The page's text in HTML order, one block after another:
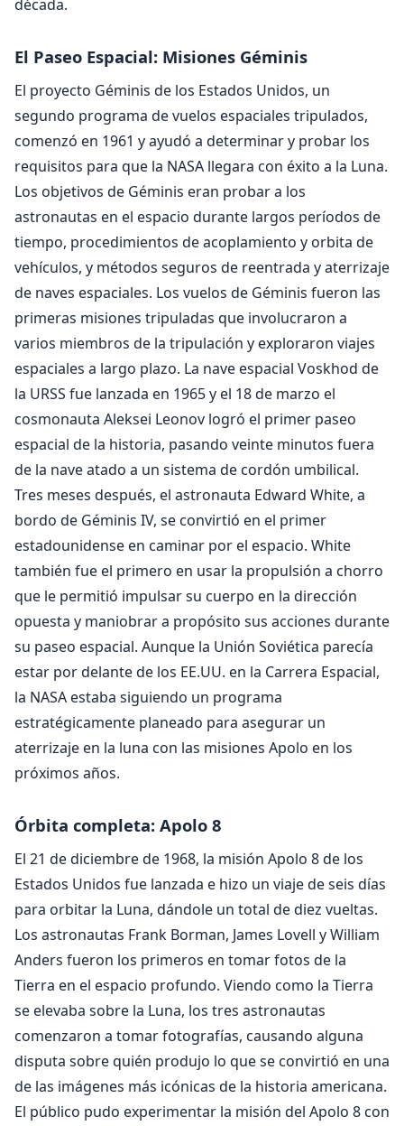
década.
El Paseo Espacial: Misiones Géminis
El proyecto Géminis de los Estados Unidos, un
segundo programa de vuelos espaciales tripulados,
comenzó en 1961 y ayudó a determinar y probar los
requisitos para que la NASA llegara con éxito a la Luna.
Los objetivos de Géminis eran probar a los
astronautas en el espacio durante largos períodos de
tiempo, procedimientos de acoplamiento y orbita de
vehículos, y métodos seguros de reentrada y aterrizaje
de naves espaciales. Los vuelos de Géminis fueron las
primeras misiones tripuladas que involucraron a
varios miembros de la tripulación y exploraron viajes
espaciales a largo plazo. La nave espacial Voskhod de
la URSS fue lanzada en 1965 y el 18 de marzo el
cosmonauta Aleksei Leonov logró el primer paseo
espacial de la historia, pasando veinte minutos fuera
de la nave atado a un sistema de cordón umbilical.
Tres meses después, el astronauta Edward White, a
bordo de Géminis IV, se convirtió en el primer
estadounidense en caminar por el espacio. White
también fue el primero en usar la propulsión a chorro
que le permitió impulsar su cuerpo en la dirección
opuesta y maniobrar a propósito sus acciones durante
su paseo espacial. Aunque la Unión Soviética parecía
estar por delante de los EE.UU. en la Carrera Espacial,
la NASA estaba siguiendo un programa
estratégicamente planeado para asegurar un
aterrizaje en la luna con las misiones Apolo en los
próximos años.
Órbita completa: Apolo 8
El 21 de diciembre de 1968, la misión Apolo 8 de los
Estados Unidos fue lanzada e hizo un viaje de seis días
para orbitar la Luna, dándole un total de diez vueltas.
Los astronautas Frank Borman, James Lovell y William
Anders fueron los primeros en tomar fotos de la
Tierra en el espacio profundo. Viendo como la Tierra
se elevaba sobre la Luna, los tres astronautas
comenzaron a tomar fotografías, causando alguna
disputa sobre quién produjo lo que se convirtió en una
de las imágenes más icónicas de la historia americana.
El público pudo experimentar la misión del Apolo 8 con